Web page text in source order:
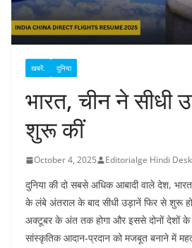
खबरें. दुनिया
भारत, चीन ने सीधी
शुरू कीं
October 4, 2025 Editorialge Hindi Desk
दुनिया की दो सबसे अधिक आबादी वाले देश,
के लंबे अंतराल के बाद सीधी उड़ानें फिर से शुरू
अक्टूबर के अंत तक होगा और इससे दोनों देशों के
सांस्कृतिक आदान-प्रदान को मजबूत बनाने में